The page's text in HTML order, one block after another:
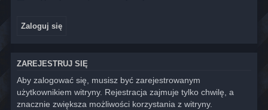
ZAREJESTRUJ SIĘ
Aby zalogować się, musisz być zarejestrowanym
użytkownikiem witryny. Rejestracja zajmuje tylko chwilę, a
znacznie zwiększa możliwości korzystania z witryny.